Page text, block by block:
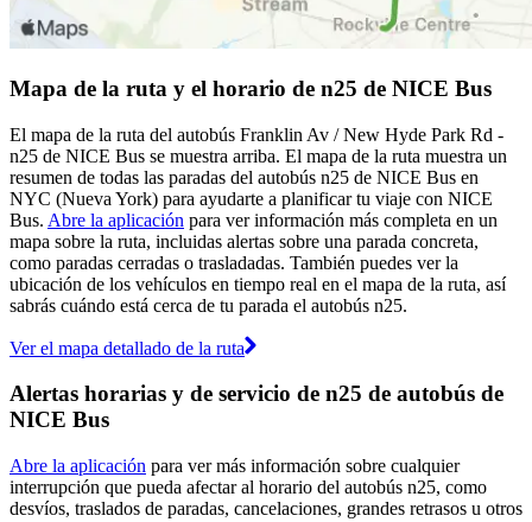
Mapa de la ruta y el horario de n25 de NICE Bus
El mapa de la ruta del autobús Franklin Av / New Hyde Park Rd -
n25 de NICE Bus se muestra arriba. El mapa de la ruta muestra un
resumen de todas las paradas del autobús n25 de NICE Bus en
NYC (Nueva York) para ayudarte a planificar tu viaje con NICE
Bus. Abre la aplicación para ver información más completa en un
mapa sobre la ruta, incluidas alertas sobre una parada concreta,
como paradas cerradas o trasladadas. También puedes ver la
ubicación de los vehículos en tiempo real en el mapa de la ruta, así
sabrás cuándo está cerca de tu parada el autobús n25.
Ver el mapa detallado de la ruta
Alertas horarias y de servicio de n25 de autobús de
NICE Bus
Abre la aplicación para ver más información sobre cualquier
interrupción que pueda afectar al horario del autobús n25, como
desvíos, traslados de paradas, cancelaciones, grandes retrasos u otros